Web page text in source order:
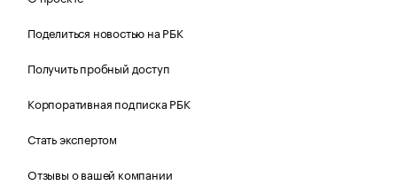
Поделиться новостью на РБК
Получить пробный доступ
Корпоративная подписка РБК
Стать экспертом
Отзывы о вашей компании